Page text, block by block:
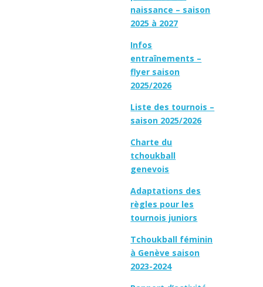
naissance – saison
2025 à 2027
Infos
entraînements –
flyer saison
2025/2026
Liste des tournois –
saison 2025/2026
Charte du
tchoukball
genevois
Adaptations des
règles pour les
tournois juniors
Tchoukball féminin
à Genève saison
2023-2024